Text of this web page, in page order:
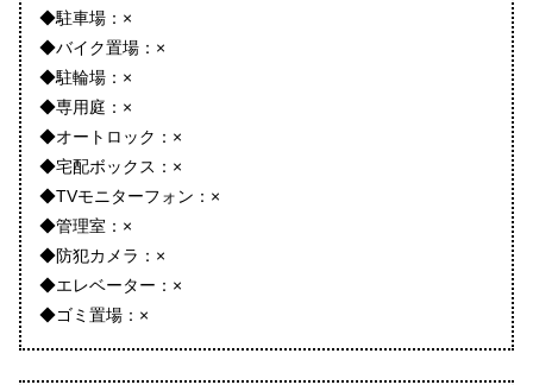
◆駐車場：×
◆バイク置場：×
◆駐輪場：×
◆専用庭：×
◆オートロック：×
◆宅配ボックス：×
◆TVモニターフォン：×
◆管理室：×
◆防犯カメラ：×
◆エレベーター：×
◆ゴミ置場：×